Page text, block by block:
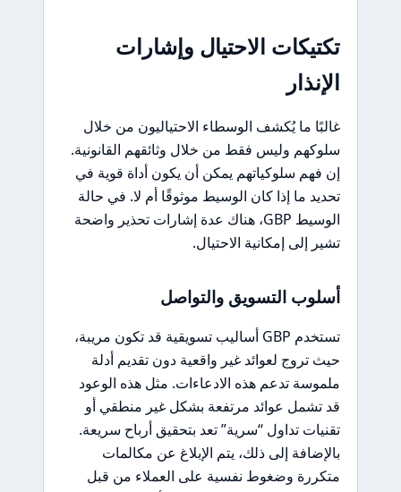
تكتيكات الاحتيال وإشارات
الإنذار
غالبًا ما يُكشف الوسطاء الاحتياليون من خلال
سلوكهم وليس فقط من خلال وثائقهم القانونية.
إن فهم سلوكياتهم يمكن أن يكون أداة قوية في
تحديد ما إذا كان الوسيط موثوقًا أم لا. في حالة
الوسيط GBP، هناك عدة إشارات تحذير واضحة
تشير إلى إمكانية الاحتيال.
أسلوب التسويق والتواصل
تستخدم GBP أساليب تسويقية قد تكون مريبة،
حيث تروج لعوائد غير واقعية دون تقديم أدلة
ملموسة تدعم هذه الادعاءات. مثل هذه الوعود
قد تشمل عوائد مرتفعة بشكل غير منطقي أو
تقنيات تداول “سرية” تعد بتحقيق أرباح سريعة.
بالإضافة إلى ذلك، يتم الإبلاغ عن مكالمات
متكررة وضغوط نفسية على العملاء من قبل